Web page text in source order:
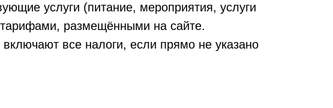
услуги (питание, мероприятия, услуги
тарифами, размещёнными на сайте.
включают все налоги, если прямо не указано